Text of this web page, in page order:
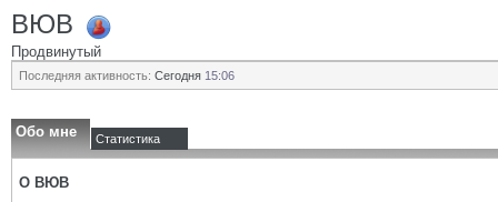
ВЮВ
Продвинутый
Последняя активность: Сегодня 15:06
Обо мне Статистика
О ВЮВ